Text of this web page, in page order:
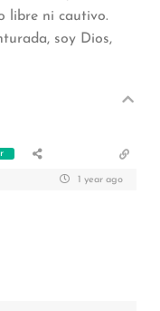
libre ni cautivo.
soy Dios,
1 year ago